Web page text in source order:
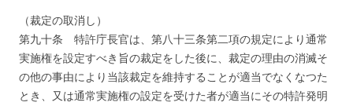
（裁定の取消し）
第九十条 特許庁長官は、第八十三条第二項の規定により通常
実施権を設定すべき旨の裁定をした後に、裁定の理由の消滅そ
の他の事由により当該裁定を維持することが適当でなくなつた
とき、又は通常実施権の設定を受けた者が適当にその特許発明